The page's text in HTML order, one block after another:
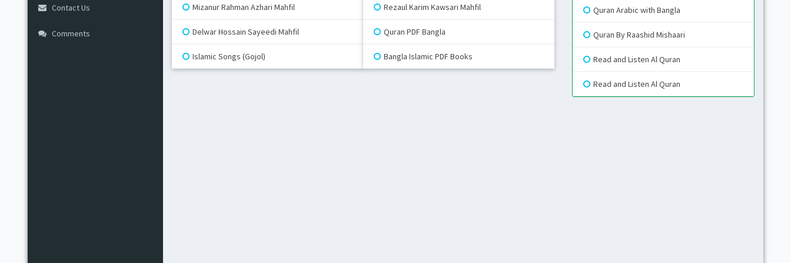
Contact Us
Comments
Mizanur Rahman Azhari Mahfil
Delwar Hossain Sayeedi Mahfil
Islamic Songs (Gojol)
Rezaul Karim Kawsari Mahfil
Quran PDF Bangla
Bangla Islamic PDF Books
Quran Arabic with Bangla
Quran By Raashid Mishaari
Read and Listen Al Quran
Read and Listen Al Quran